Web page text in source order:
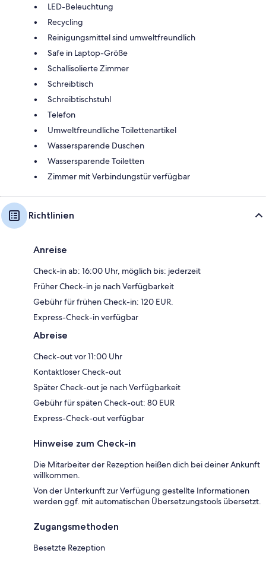
LED-Beleuchtung
Recycling
Reinigungsmittel sind umweltfreundlich
Safe in Laptop-Größe
Schallisolierte Zimmer
Schreibtisch
Schreibtischstuhl
Telefon
Umweltfreundliche Toilettenartikel
Wassersparende Duschen
Wassersparende Toiletten
Zimmer mit Verbindungstür verfügbar
Richtlinien
Anreise
Check-in ab: 16:00 Uhr, möglich bis: jederzeit
Früher Check-in je nach Verfügbarkeit
Gebühr für frühen Check-in: 120 EUR.
Express-Check-in verfügbar
Abreise
Check-out vor 11:00 Uhr
Kontaktloser Check-out
Später Check-out je nach Verfügbarkeit
Gebühr für späten Check-out: 80 EUR
Express-Check-out verfügbar
Hinweise zum Check-in
Die Mitarbeiter der Rezeption heißen dich bei deiner Ankunft
willkommen.
Von der Unterkunft zur Verfügung gestellte Informationen
werden ggf. mit automatischen Übersetzungstools übersetzt.
Zugangsmethoden
Besetzte Rezeption